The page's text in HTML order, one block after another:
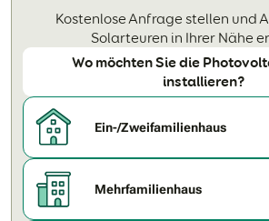
Kostenlose Anfrage stellen und
Solarteuren in Ihrer Nähe
Wo möchten Sie die
installieren?
Ein-/Zweifamilienhaus
Mehrfamilienhaus